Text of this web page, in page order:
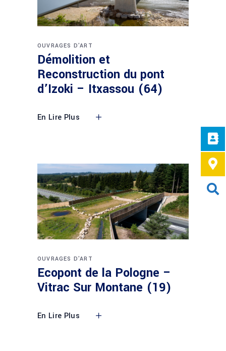
OUVRAGES D'ART
Démolition et
Reconstruction du pont
d’Izoki – Itxassou (64)
En Lire Plus
OUVRAGES D'ART
Ecopont de la Pologne –
Vitrac Sur Montane (19)
En Lire Plus